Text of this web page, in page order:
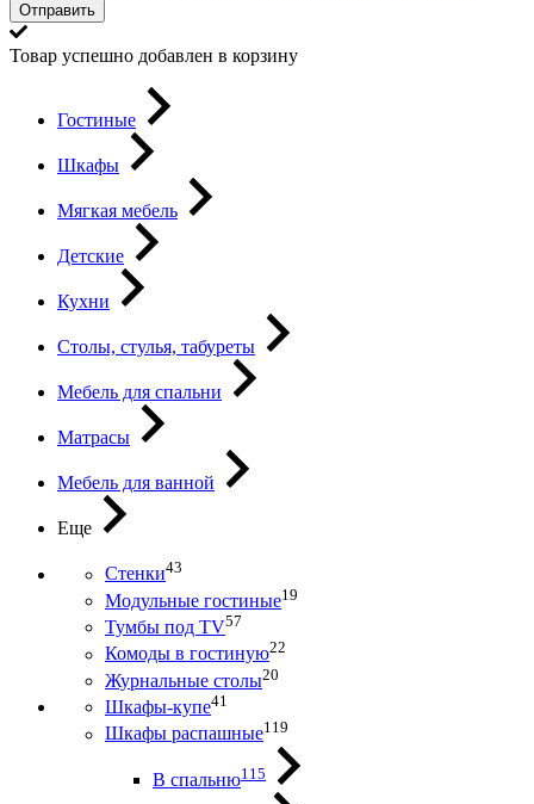
Отправить
Товар успешно добавлен в корзину
Гостиные
Шкафы
Мягкая мебель
Детские
Кухни
Столы, стулья, табуреты
Мебель для спальни
Матрасы
Мебель для ванной
Еще
Стенки43
Модульные гостиные19
Тумбы под ТV57
Комоды в гостиную22
Журнальные столы20
Шкафы-купе41
Шкафы распашные119
В спальню115